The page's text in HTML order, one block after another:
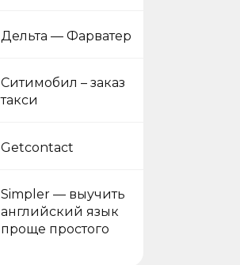
Дельта — Фарватер
Ситимобил – заказ
такси
Getcontact
Simpler — выучить
английский язык
проще простого